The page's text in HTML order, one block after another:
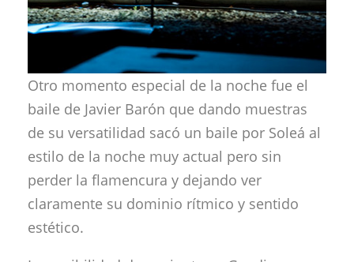
Otro momento especial de la noche fue el
baile de Javier Barón que dando muestras
de su versatilidad sacó un baile por Soleá al
estilo de la noche muy actual pero sin
perder la flamencura y dejando ver
claramente su dominio rítmico y sentido
estético.